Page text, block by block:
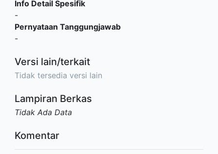
Info Detail Spesifik
-
Pernyataan Tanggungjawab
-
Versi lain/terkait
Tidak tersedia versi lain
Lampiran Berkas
Tidak Ada Data
Komentar